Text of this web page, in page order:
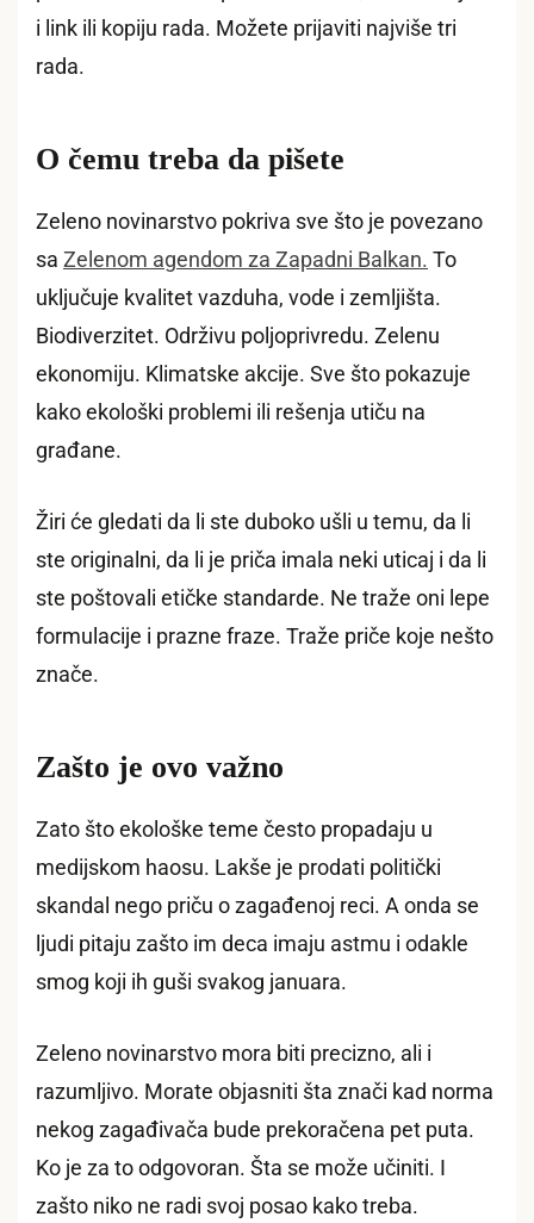
i link ili kopiju rada. Možete prijaviti najviše tri
rada.
O čemu treba da pišete
Zeleno novinarstvo pokriva sve što je povezano
sa Zelenom agendom za Zapadni Balkan. To
uključuje kvalitet vazduha, vode i zemljišta.
Biodiverzitet. Održivu poljoprivredu. Zelenu
ekonomiju. Klimatske akcije. Sve što pokazuje
kako ekološki problemi ili rešenja utiču na
građane.
Žiri će gledati da li ste duboko ušli u temu, da li
ste originalni, da li je priča imala neki uticaj i da li
ste poštovali etičke standarde. Ne traže oni lepe
formulacije i prazne fraze. Traže priče koje nešto
znače.
Zašto je ovo važno
Zato što ekološke teme često propadaju u
medijskom haosu. Lakše je prodati politički
skandal nego priču o zagađenoj reci. A onda se
ljudi pitaju zašto im deca imaju astmu i odakle
smog koji ih guši svakog januara.
Zeleno novinarstvo mora biti precizno, ali i
razumljivo. Morate objasniti šta znači kad norma
nekog zagađivača bude prekoračena pet puta.
Ko je za to odgovoran. Šta se može učiniti. I
zašto niko ne radi svoj posao kako treba.